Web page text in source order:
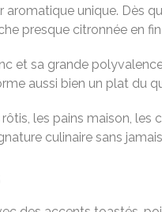
unique. Dès
presque citronnée en
et sa grande
aussi bien un plat du
les pains maison,
culinaire sans